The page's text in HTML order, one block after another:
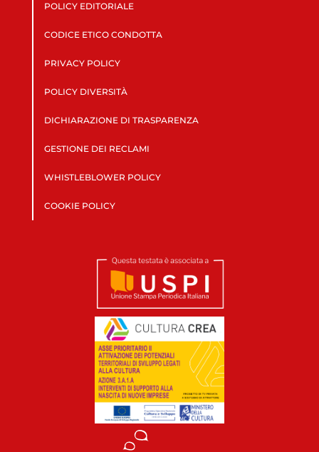
POLICY EDITORIALE
CODICE ETICO CONDOTTA
PRIVACY POLICY
POLICY DIVERSITÀ
DICHIARAZIONE DI TRASPARENZA
GESTIONE DEI RECLAMI
WHISTLEBLOWER POLICY
COOKIE POLICY